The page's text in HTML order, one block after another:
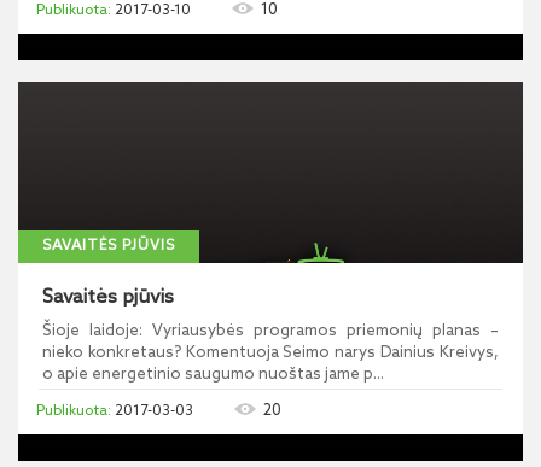
2017-03-10 10
SAVAITĖS PJŪVIS
Savaitės pjūvis
Šioje laidoje: Vyriausybės programos priemonių planas –
nieko konkretaus? Komentuoja Seimo narys Dainius Kreivys,
o apie energetinio saugumo nuoštas jame p...
2017-03-03 20